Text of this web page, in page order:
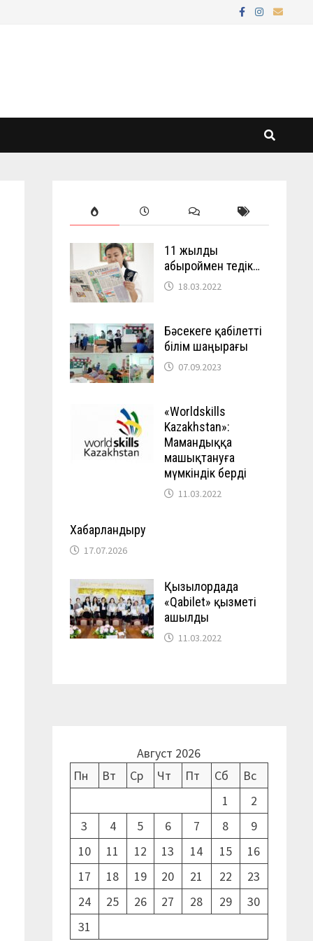
11 жылды
абыроймен өтедік…
18.03.2022
Бәсекеге қабілетті
білім шаңырағы
07.09.2023
«Worldskills
Kazakhstan»:
Мамандыққа
машықтануға
мүмкіндік берді
11.03.2022
Хабарландыру
17.07.2026
Қызылордада
«Qabilet» қызметі
ашылды
11.03.2022
Август 2026
Пн
Вт Ср Чт Пт Сб
Вс
1
2
3
4 5 6 7 8
9
10
11 12 13 14 15
16
17
18 19 20 21 22
23
24
25 26 27 28 29
30
31